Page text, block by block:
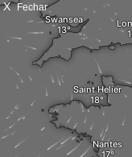
XFechar